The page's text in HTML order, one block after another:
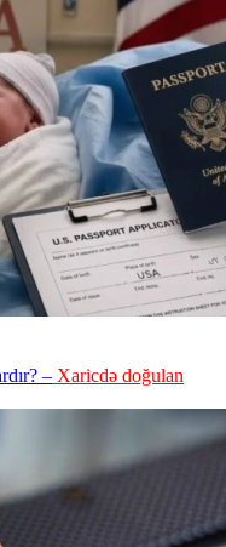
– Xaricdə doğulan